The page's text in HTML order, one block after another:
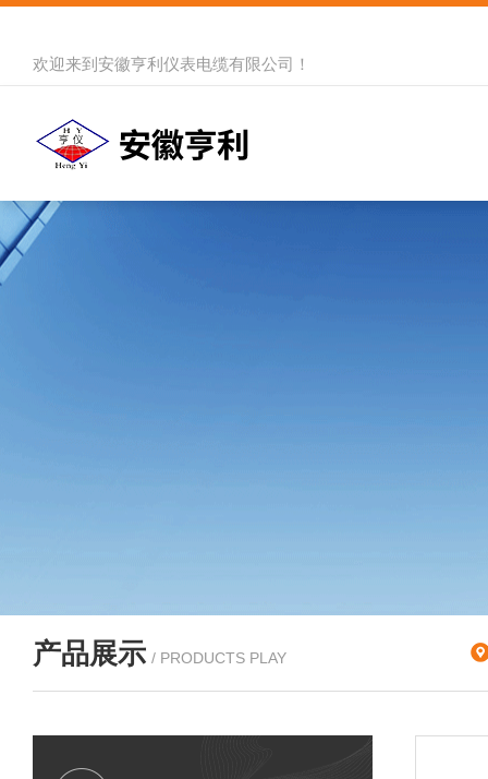
欢迎来到 安徽亨利仪表电缆有限公司 ！
产品展示 / PRODUCTS PLAY